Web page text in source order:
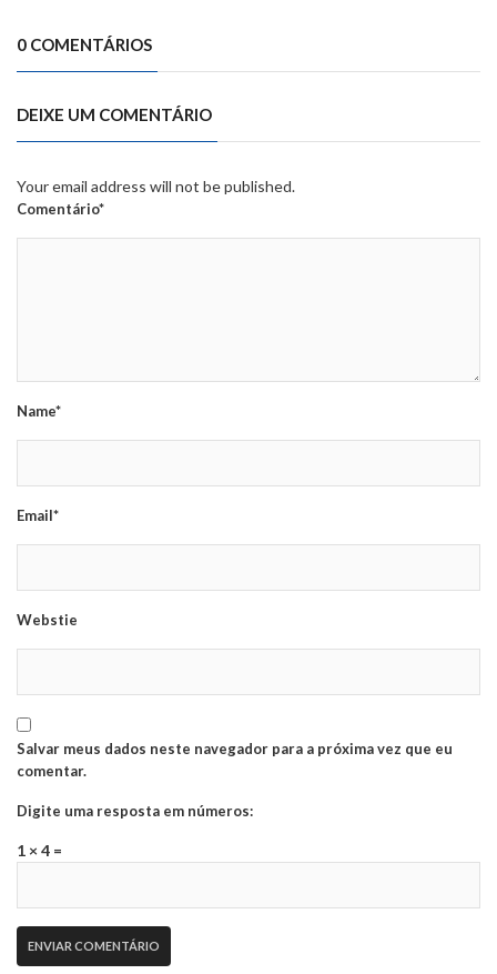
0 COMENTÁRIOS
DEIXE UM COMENTÁRIO
Your email address will not be published.
Comentário*
Name*
Email*
Webstie
Salvar meus dados neste navegador para a próxima vez que eu
comentar.
Digite uma resposta em números:
1 × 4 =